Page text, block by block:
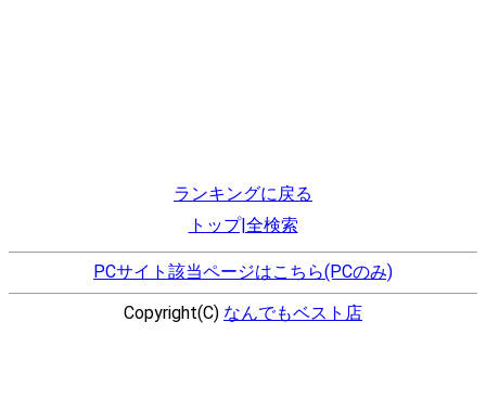
ランキングに戻る
トップ|全検索
PCサイト該当ページはこちら(PCのみ)
Copyright(C) なんでもベスト店